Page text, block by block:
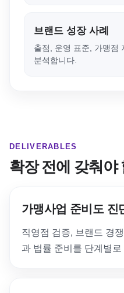
브랜드 성장 사례
출점, 운영 표준, 가맹점
분석합니다.
DELIVERABLES
확장 전에 갖춰야
가맹사업 준비도 진
직영점 검증, 브랜드 경
과 법률 준비를 단계별